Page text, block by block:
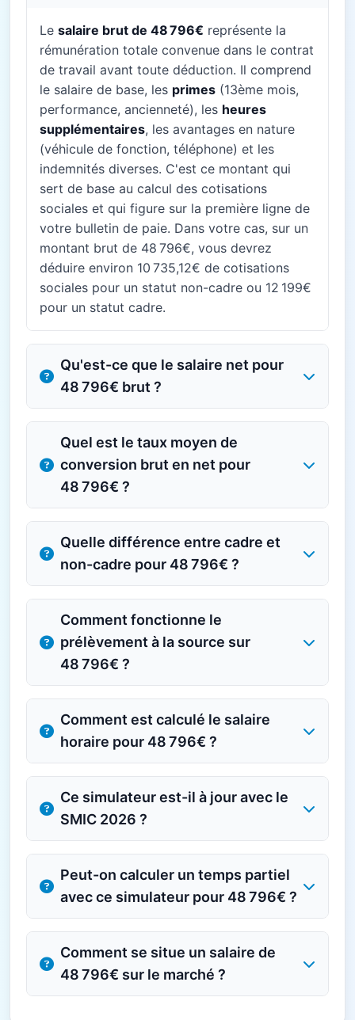
Le salaire brut de 48 796€ représente la
rémunération totale convenue dans le contrat
de travail avant toute déduction. Il comprend
le salaire de base, les primes (13ème mois,
performance, ancienneté), les heures
supplémentaires, les avantages en nature
(véhicule de fonction, téléphone) et les
indemnités diverses. C'est ce montant qui
sert de base au calcul des cotisations
sociales et qui figure sur la première ligne de
votre bulletin de paie. Dans votre cas, sur un
montant brut de 48 796€, vous devrez
déduire environ 10 735,12€ de cotisations
sociales pour un statut non-cadre ou 12 199€
pour un statut cadre.
Qu'est-ce que le salaire net pour
48 796€ brut ?
Quel est le taux moyen de
conversion brut en net pour
48 796€ ?
Quelle différence entre cadre et
non-cadre pour 48 796€ ?
Comment fonctionne le
prélèvement à la source sur
48 796€ ?
Comment est calculé le salaire
horaire pour 48 796€ ?
Ce simulateur est-il à jour avec le
SMIC 2026 ?
Peut-on calculer un temps partiel
avec ce simulateur pour 48 796€ ?
Comment se situe un salaire de
48 796€ sur le marché ?